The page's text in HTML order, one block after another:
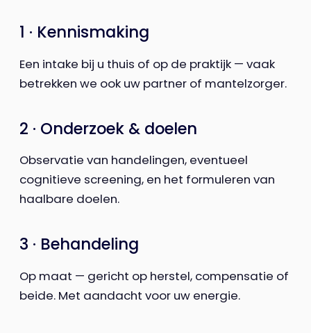
1 · Kennismaking
Een intake bij u thuis of op de praktijk — vaak
betrekken we ook uw partner of mantelzorger.
2 · Onderzoek & doelen
Observatie van handelingen, eventueel
cognitieve screening, en het formuleren van
haalbare doelen.
3 · Behandeling
Op maat — gericht op herstel, compensatie of
beide. Met aandacht voor uw energie.